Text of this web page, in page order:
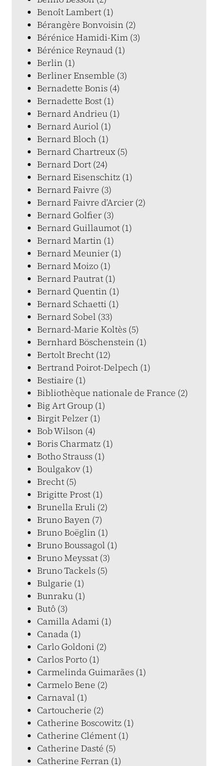
Benoît Lambert (1)
Bérangère Bonvoisin (2)
Bérénice Hamidi-Kim (3)
Bérénice Reynaud (1)
Berlin (1)
Berliner Ensemble (3)
Bernadette Bonis (4)
Bernadette Bost (1)
Bernard Andrieu (1)
Bernard Auriol (1)
Bernard Bloch (1)
Bernard Chartreux (5)
Bernard Dort (24)
Bernard Eisenschitz (1)
Bernard Faivre (3)
Bernard Faivre d’Arcier (2)
Bernard Golfier (3)
Bernard Guillaumot (1)
Bernard Martin (1)
Bernard Meunier (1)
Bernard Moizo (1)
Bernard Pautrat (1)
Bernard Quentin (1)
Bernard Schaetti (1)
Bernard Sobel (33)
Bernard-Marie Koltès (5)
Bernhard Böschenstein (1)
Bertolt Brecht (12)
Bertrand Poirot-Delpech (1)
Bestiaire (1)
Bibliothèque nationale de France (2)
Big Art Group (1)
Birgit Pelzer (1)
Bob Wilson (4)
Boris Charmatz (1)
Botho Strauss (1)
Boulgakov (1)
Brecht (5)
Brigitte Prost (1)
Brunella Eruli (2)
Bruno Bayen (7)
Bruno Boëglin (1)
Bruno Boussagol (1)
Bruno Meyssat (3)
Bruno Tackels (5)
Bulgarie (1)
Bunraku (1)
Butô (3)
Camilla Adami (1)
Canada (1)
Carlo Goldoni (2)
Carlos Porto (1)
Carmelinda Guimarães (1)
Carmelo Bene (2)
Carnaval (1)
Cartoucherie (2)
Catherine Boscowitz (1)
Catherine Clément (1)
Catherine Dasté (5)
Catherine Ferran (1)